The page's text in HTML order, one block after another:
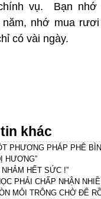
vụ. Bạn nhớ
năm, nhớ mua
có vài ngày.
khác
PHƯƠNG PHÁP PHÊ
HƯƠNG”
NHẢM HẾT SỨC !”
PHẢI CHẤP NHẬN
MỎI TRÔNG CHỜ ĐỂ